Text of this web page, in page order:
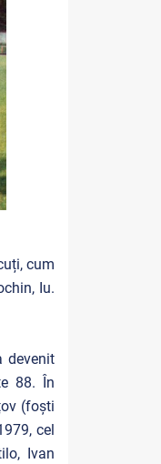
cum
Iu.
devenit
88. În
(foști
cel
Ivan